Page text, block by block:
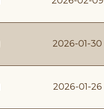
2026-01-30
2026-01-26